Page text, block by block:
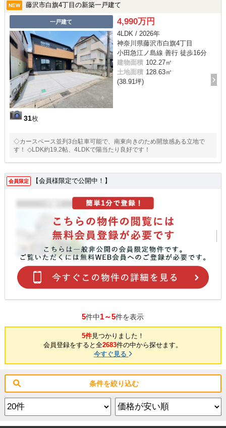
NEW 藤沢市白旗4丁目の新築一戸建て
一戸建て
31枚
4,990万円
4LDK / 2026年
神奈川県藤沢市白旗4丁目
小田急江ノ島線 善行 徒歩16分
建物面積 102.27㎡
土地面積 128.63㎡
(38.91坪)
◇カースペース並列3台駐車可能で、南東向きのため開放感ある立地で
す！ ◇LDK約19.2帖、4LDKで陽当たり良好です！
会員限定 【会員様限定で公開中！】
5件中1～5件を表示
5件見つかりました！
会員登録をすると全2683件の中から探せます。
今すぐ見る
条件を絞り込む